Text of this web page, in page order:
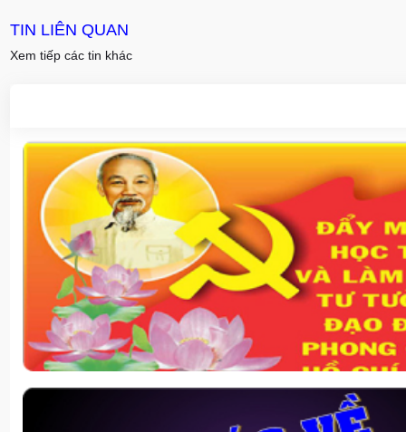
TIN LIÊN QUAN
Xem tiếp các tin khác